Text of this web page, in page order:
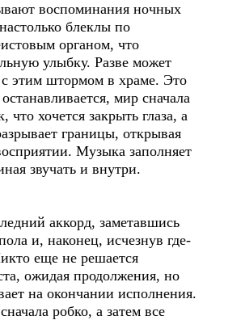
воспоминания ночных
блеклы по
органом, что
улыбку. Разве может
с этим штормом в храме. Это
мир сначала
что хочется закрыть глаза, а
границы, открывая
Музыка заполняет
звучать и внутри.
аккорд, заметавшись
и, наконец, исчезнув где-
еще не решается
ожидая продолжения, но
на окончании исполнения.
робко, а затем все